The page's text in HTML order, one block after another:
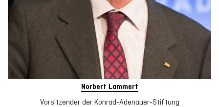
Norbert Lammert
Vorsitzender der Konrad-Adenauer-Stiftung